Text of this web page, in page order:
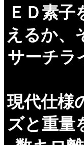
ＥＤ素
えるか、
サーチラ
現代仕様
ズと重量